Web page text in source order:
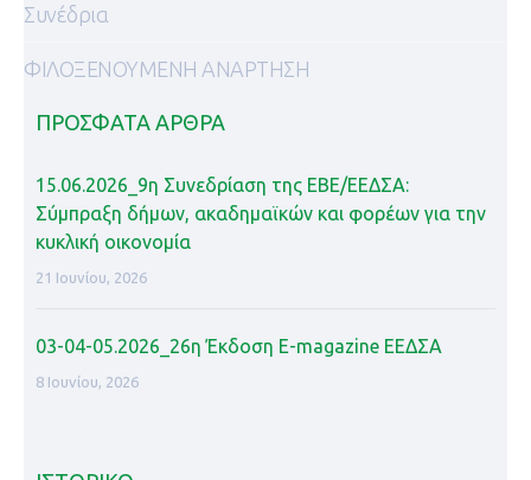
Συνέδρια
ΦΙΛΟΞΕΝΟΥΜΕΝΗ ΑΝΑΡΤΗΣΗ
ΠΡΌΣΦΑΤΑ ΆΡΘΡΑ
15.06.2026_9η Συνεδρίαση της ΕΒΕ/ΕΕΔΣΑ:
Σύμπραξη δήμων, ακαδημαϊκών και φορέων για την
κυκλική οικονομία
21 Ιουνίου, 2026
03-04-05.2026_26η Έκδοση Ε-magazine ΕΕΔΣΑ
8 Ιουνίου, 2026